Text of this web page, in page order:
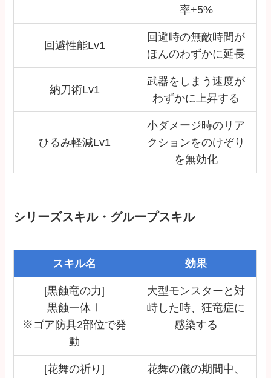
率+5%
回避性能Lv1
回避時の無敵時間が
ほんのわずかに延長
納刀術Lv1
武器をしまう速度が
わずかに上昇する
ひるみ軽減Lv1
小ダメージ時のリア
クションをのけぞり
を無効化
シリーズスキル・グループスキル
スキル名 効果
[黒蝕竜の力]
黒蝕一体Ⅰ
※ゴア防具2部位で発
動
大型モンスターと対
峙した時、狂竜症に
感染する
[花舞の祈り]
花舞の儀の期間中、